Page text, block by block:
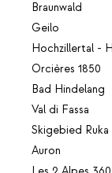
Braunwald
Geilo
Hochzillertal -
Orcières 1850
Bad Hindelang
Val di Fassa
Skigebied Ruka
Auron